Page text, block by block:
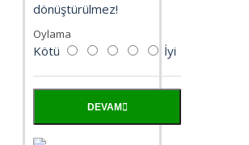
dönüştürülmez!
Oylama
Kötü İyi
DEVAM